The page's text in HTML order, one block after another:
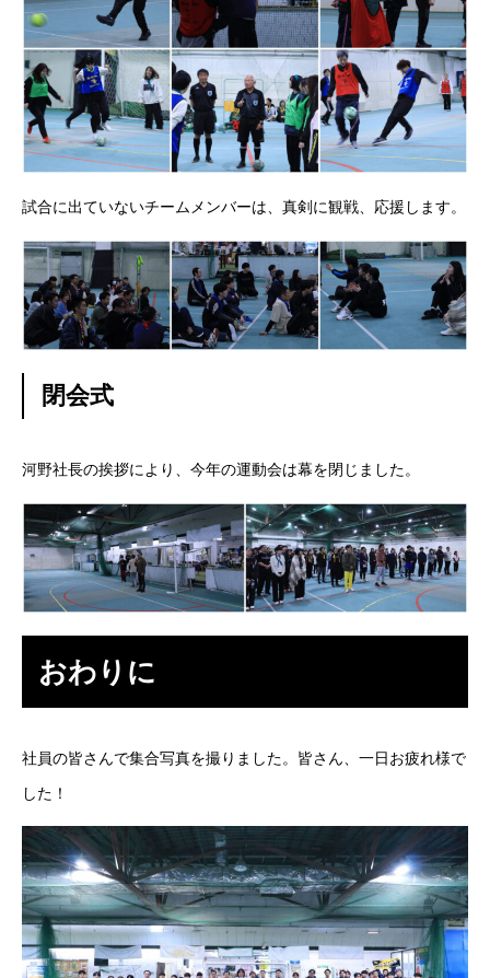
試合に出ていないチームメンバーは、真剣に観戦、応援します。
閉会式
河野社長の挨拶により、今年の運動会は幕を閉じました。
おわりに
社員の皆さんで集合写真を撮りました。皆さん、一日お疲れ様で
した！